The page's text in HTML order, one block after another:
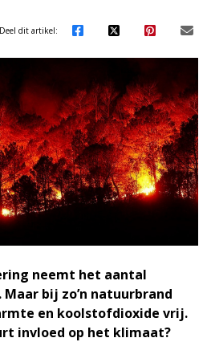
Deel dit artikel:
neemt het aantal
bij zo’n natuurbrand
en koolstofdioxide vrij.
invloed op het klimaat?